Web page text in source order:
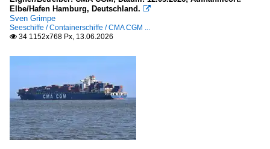
Elbe/Hafen Hamburg, Deutschland. 
Sven Grimpe
Seeschiffe / Containerschiffe / CMA CGM ...
 34 1152x768 Px, 13.06.2026